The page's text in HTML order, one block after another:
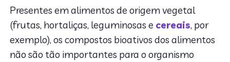
Presentes em alimentos de origem vegetal
(frutas, hortaliças, leguminosas e cereais, por
exemplo), os compostos bioativos dos alimentos
não são tão importantes para o organismo